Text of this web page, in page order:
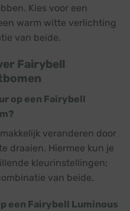
Kies voor een
warm witte verlichting
van beide.
Fairybell
op een Fairybell
veranderen door
draaien. Hiermee kun je
kleurinstellingen;
van beide.
een Fairybell Luminous